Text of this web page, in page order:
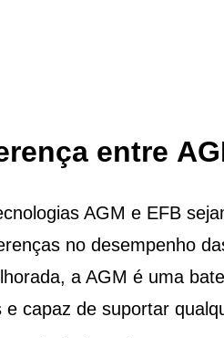
entre
AGM e EFB
no desempenho
a AGM é uma
e capaz de suportar